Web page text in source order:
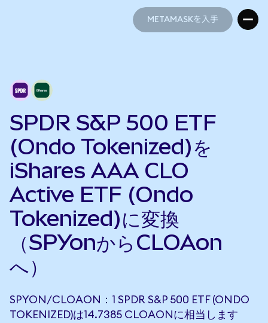
METAMASKを入手
SPDR S&P 500 ETF
(Ondo Tokenized)を
iShares AAA CLO
Active ETF (Ondo
Tokenized)に変換
（SPYonからCLOAon
へ）
SPYON/CLOAON：1 SPDR S&P 500 ETF (ONDO
TOKENIZED)は14.7385 CLOAONに相当します